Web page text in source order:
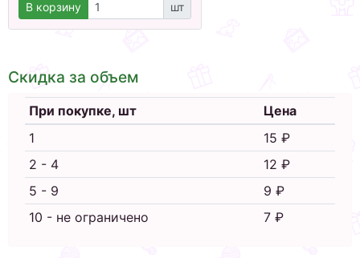
В корзину шт
Скидка за объем
При покупке, шт
Цена
1
15 ₽
2 - 4
12 ₽
5 - 9
9 ₽
10 - не ограничено
7 ₽